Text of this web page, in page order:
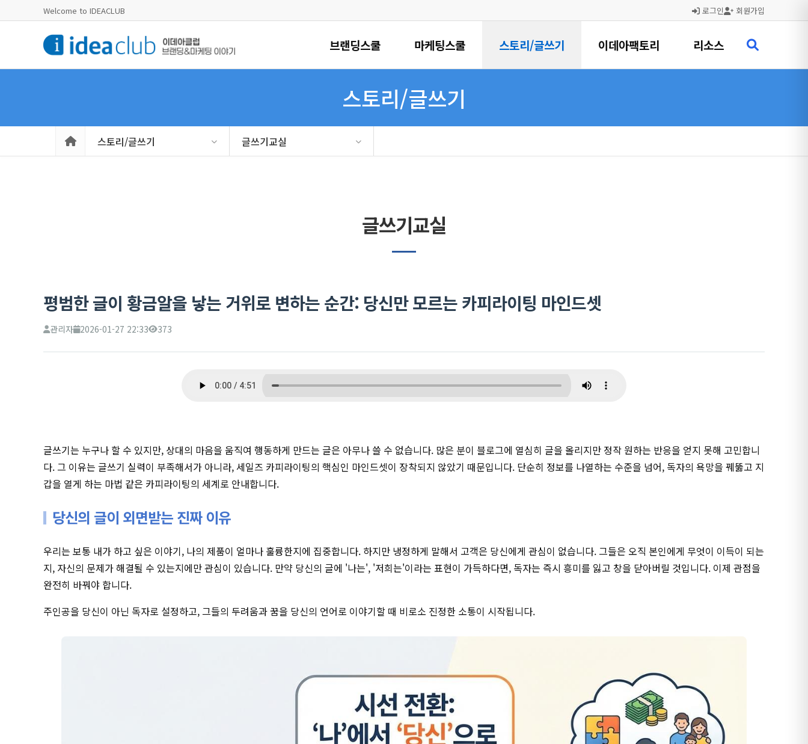
Welcome to IDEACLUB 로그인 회원가입
브랜딩스쿨 마케팅스쿨 스토리/글쓰기 이데아팩토리 리소스
스토리/글쓰기
스토리/글쓰기 글쓰기교실
글쓰기교실
평범한 글이 황금알을 낳는 거위로 변하는 순간: 당신만 모르는 카피라이팅 마인드셋
관리자 2026-01-27 22:33 373
글쓰기는 누구나 할 수 있지만, 상대의 마음을 움직여 행동하게 만드는 글은 아무나 쓸 수 없습니다. 많은 분이 블로그에 열심히 글을 올리지만 정작 원하는 반응을 얻지 못해 고민합니
다. 그 이유는 글쓰기 실력이 부족해서가 아니라, 세일즈 카피라이팅의 핵심인 마인드셋이 장착되지 않았기 때문입니다. 단순히 정보를 나열하는 수준을 넘어, 독자의 욕망을 꿰뚫고 지
갑을 열게 하는 마법 같은 카피라이팅의 세계로 안내합니다.
당신의 글이 외면받는 진짜 이유
우리는 보통 내가 하고 싶은 이야기, 나의 제품이 얼마나 훌륭한지에 집중합니다. 하지만 냉정하게 말해서 고객은 당신에게 관심이 없습니다. 그들은 오직 본인에게 무엇이 이득이 되는
지, 자신의 문제가 해결될 수 있는지에만 관심이 있습니다. 만약 당신의 글에 '나는', '저희는'이라는 표현이 가득하다면, 독자는 즉시 흥미를 잃고 창을 닫아버릴 것입니다. 이제 관점을
완전히 바꿔야 합니다.
주인공을 당신이 아닌 독자로 설정하고, 그들의 두려움과 꿈을 당신의 언어로 이야기할 때 비로소 진정한 소통이 시작됩니다.